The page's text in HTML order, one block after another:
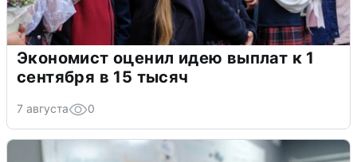
Экономист оценил идею выплат к 1
сентября в 15 тысяч
7 августа 0